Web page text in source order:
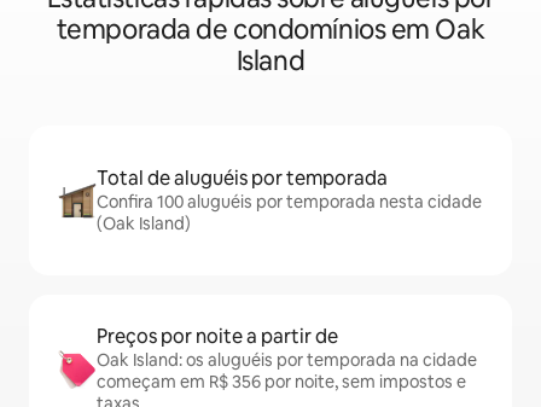
temporada de condomínios em Oak
Island
Total de aluguéis por temporada
Confira 100 aluguéis por temporada nesta cidade
(Oak Island)
Preços por noite a partir de
Oak Island: os aluguéis por temporada na cidade
começam em R$ 356 por noite, sem impostos e